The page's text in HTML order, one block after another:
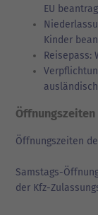
EU
Kinder
Reisepass:
Öffnungszeiten
Öffnungszeiten
Samstags-
der Kfz-